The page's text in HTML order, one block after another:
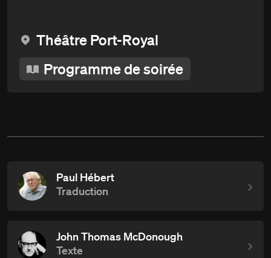
Théâtre Port-Royal
Programme de soirée
Paul Hébert
Traduction
John Thomas McDonough
Texte